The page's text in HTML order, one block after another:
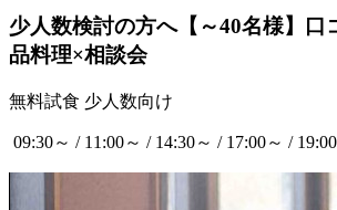
少人数検討の方へ【～40名様】口
品料理×相談会
無料試食 少人数向け
09:30～ / 11:00～ / 14:30～ / 17:00～ /